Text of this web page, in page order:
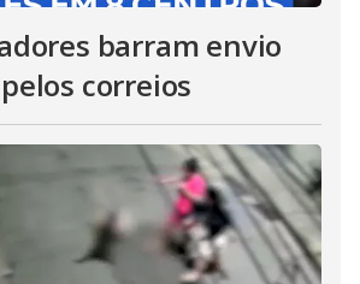
barram envio
correios